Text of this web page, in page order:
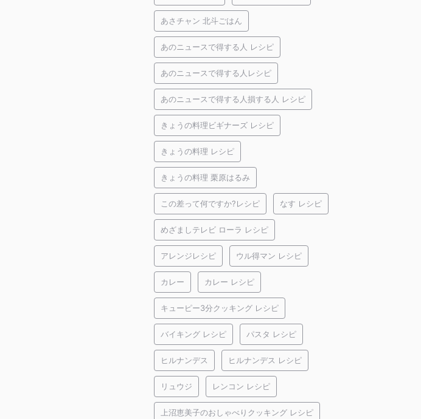
あさチャン 北斗ごはん
あのニュースで得する人 レシピ
あのニュースで得する人レシピ
あのニュースで得する人損する人 レシピ
きょうの料理ビギナーズ レシピ
きょうの料理 レシピ
きょうの料理 栗原はるみ
この差って何ですか?レシピ なす レシピ
めざましテレビ ローラ レシピ
アレンジレシピ ウル得マン レシピ
カレー カレー レシピ
キューピー3分クッキング レシピ
バイキング レシピ パスタ レシピ
ヒルナンデス ヒルナンデス レシピ
リュウジ レンコン レシピ
上沼恵美子のおしゃべりクッキング レシピ